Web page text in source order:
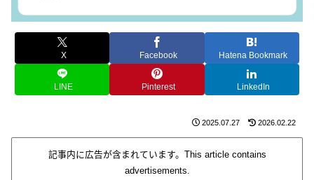
X Facebook Hatena Bookmark
LINE Pinterest LinkedIn
2025.07.27 2026.02.22
記事内に広告が含まれています。This article contains
advertisements.